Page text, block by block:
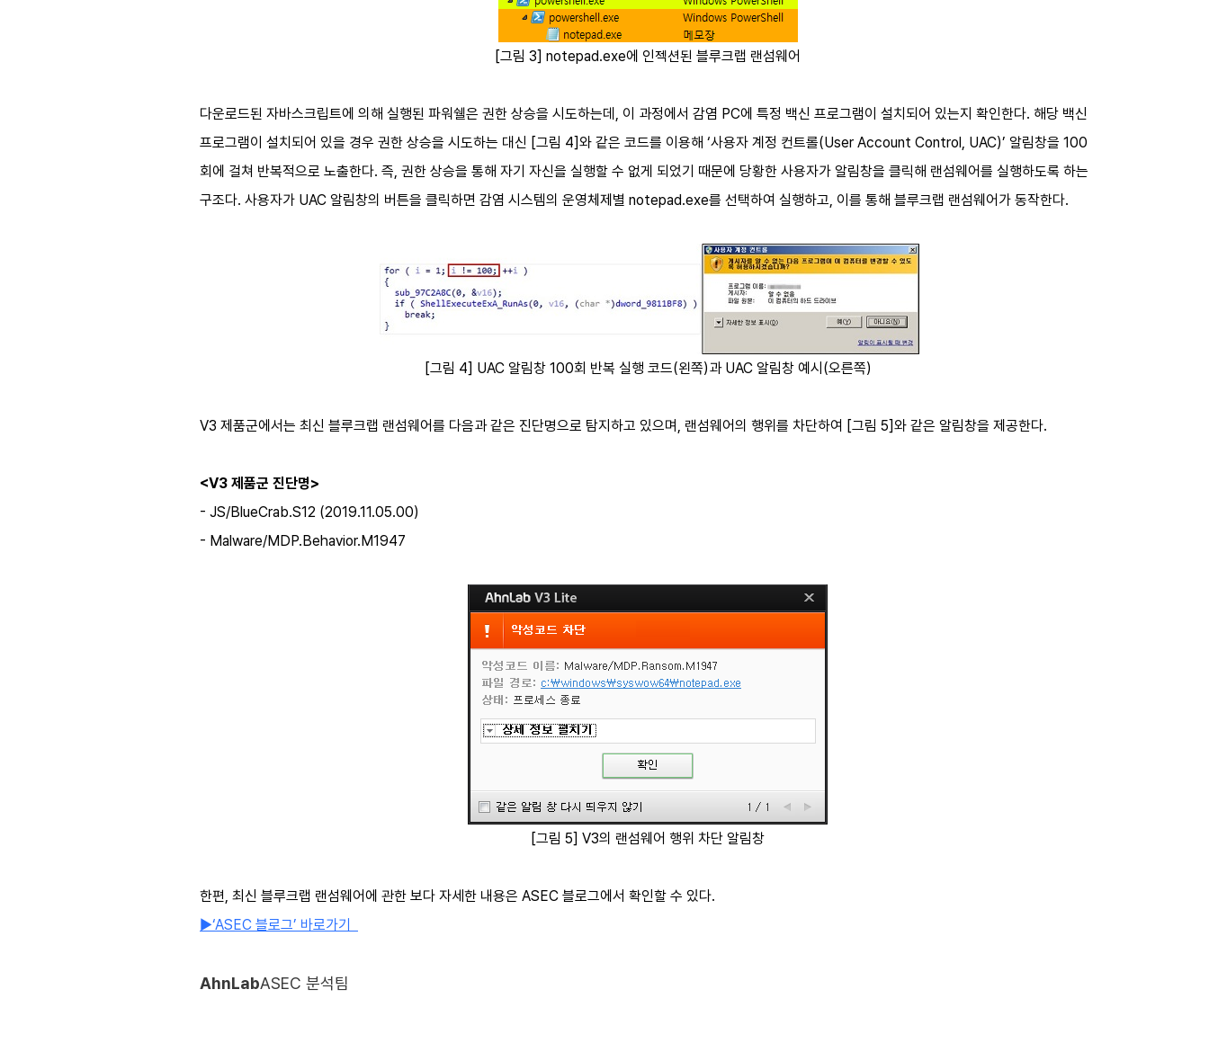
[그림 3] notepad.exe에 인젝션된 블루크랩 랜섬웨어
다운로드된 자바스크립트에 의해 실행된 파워쉘은 권한 상승을 시도하는데, 이 과정에서 감염 PC에 특정 백신 프로그램이 설치되어 있는지 확인한다. 해당 백신
프로그램이 설치되어 있을 경우 권한 상승을 시도하는 대신 [그림 4]와 같은 코드를 이용해 ‘사용자 계정 컨트롤(User Account Control, UAC)’ 알림창을 100
회에 걸쳐 반복적으로 노출한다. 즉, 권한 상승을 통해 자기 자신을 실행할 수 없게 되었기 때문에 당황한 사용자가 알림창을 클릭해 랜섬웨어를 실행하도록 하는
구조다. 사용자가 UAC 알림창의 버튼을 클릭하면 감염 시스템의 운영체제별 notepad.exe를 선택하여 실행하고, 이를 통해 블루크랩 랜섬웨어가 동작한다.
[그림 4] UAC 알림창 100회 반복 실행 코드(왼쪽)과 UAC 알림창 예시(오른쪽)
V3 제품군에서는 최신 블루크랩 랜섬웨어를 다음과 같은 진단명으로 탐지하고 있으며, 랜섬웨어의 행위를 차단하여 [그림 5]와 같은 알림창을 제공한다.
<V3 제품군 진단명>
- JS/BlueCrab.S12 (2019.11.05.00)
- Malware/MDP.Behavior.M1947
[그림 5] V3의 랜섬웨어 행위 차단 알림창
한편, 최신 블루크랩 랜섬웨어에 관한 보다 자세한 내용은 ASEC 블로그에서 확인할 수 있다.
▶‘ASEC 블로그’ 바로가기
AhnLabASEC 분석팀